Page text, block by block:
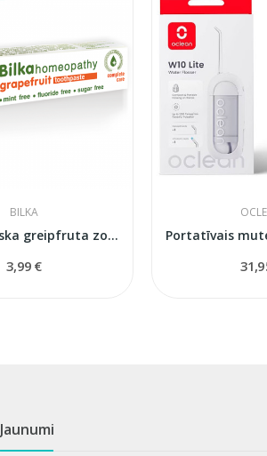
BILKA
Homeopatīska greipfruta zobu pasta
3,99 €
Jaunumi